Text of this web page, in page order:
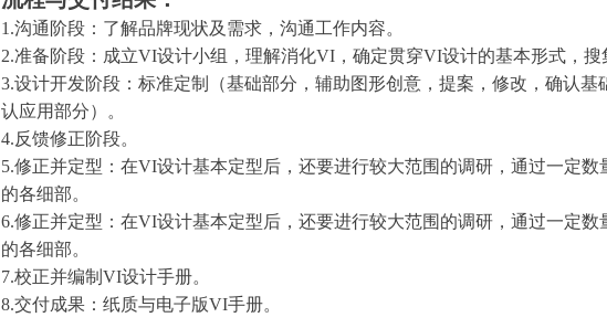
1.沟通阶段：了解品牌现状及需求，沟通工作内容。
2.准备阶段：成立VI设计小组，理解消化VI，确定贯穿VI设计的基本形式，搜
3.设计开发阶段：标准定制（基础部分，辅助图形创意，提案，修改，确认
认应用部分）。
4.反馈修正阶段。
5.修正并定型：在VI设计基本定型后，还要进行较大范围的调研，通过一定
的各细部。
6.修正并定型：在VI设计基本定型后，还要进行较大范围的调研，通过一定
的各细部。
7.校正并编制VI设计手册。
8.交付成果：纸质与电子版VI手册。